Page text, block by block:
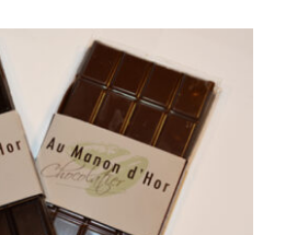
DÉTAILS